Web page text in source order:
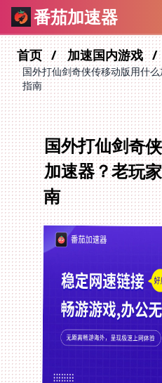
番茄加速器
首页 加速国内游戏
国外打仙剑奇侠传移动版用什
指南
国外打仙剑奇
加速器？老玩
南